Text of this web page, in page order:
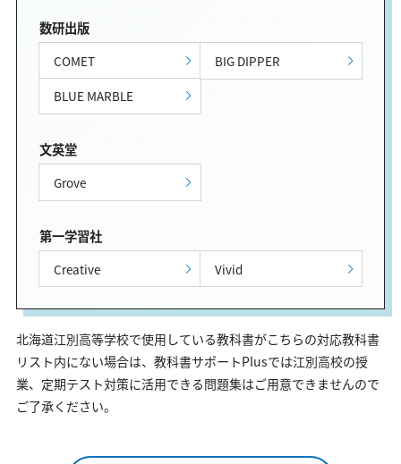
数研出版
COMET
BIG DIPPER
BLUE MARBLE
文英堂
Grove
第一学習社
Creative Vivid
北海道江別高等学校で使用している教科書がこちらの対応教科書
リスト内にない場合は、教科書サポートPlusでは江別高校の授
業、定期テスト対策に活用できる問題集はご用意できませんので
ご了承ください。